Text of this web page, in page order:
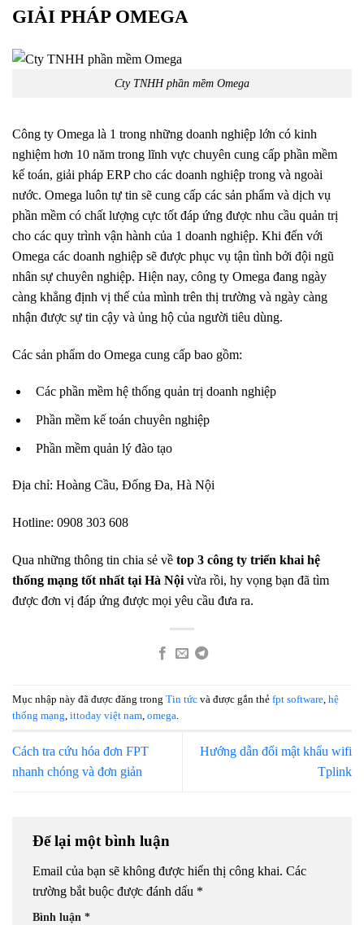
GIẢI PHÁP OMEGA
Cty TNHH phần mềm Omega
Công ty Omega là 1 trong những doanh nghiệp lớn có kinh
nghiệm hơn 10 năm trong lĩnh vực chuyên cung cấp phần mềm
kế toán, giải pháp ERP cho các doanh nghiệp trong và ngoài
nước. Omega luôn tự tin sẽ cung cấp các sản phẩm và dịch vụ
phần mềm có chất lượng cực tốt đáp ứng được nhu cầu quản trị
cho các quy trình vận hành của 1 doanh nghiệp. Khi đến với
Omega các doanh nghiệp sẽ được phục vụ tận tình bởi đội ngũ
nhân sự chuyên nghiệp. Hiện nay, công ty Omega đang ngày
càng khẳng định vị thế của mình trên thị trường và ngày càng
nhận được sự tin cậy và ủng hộ của người tiêu dùng.
Các sản phẩm do Omega cung cấp bao gồm:
Các phần mềm hệ thống quản trị doanh nghiệp
Phần mềm kế toán chuyên nghiệp
Phần mềm quản lý đào tạo
Địa chỉ: Hoàng Cầu, Đống Đa, Hà Nội
Hotline: 0908 303 608
Qua những thông tin chia sẻ về top 3 công ty triển khai hệ
thống mạng tốt nhất tại Hà Nội vừa rồi, hy vọng bạn đã tìm
được đơn vị đáp ứng được mọi yêu cầu đưa ra.
Mục nhập này đã được đăng trong Tin tức và được gắn thẻ fpt software hệ
thống mạng ittoday việt nam omega
Cách tra cứu hóa đơn FPT
nhanh chóng và đơn giản
Hướng dẫn đổi mật khẩu wifi
Tplink
Để lại một bình luận
Email của bạn sẽ không được hiển thị công khai. Các
trường bắt buộc được đánh dấu *
Bình luận *